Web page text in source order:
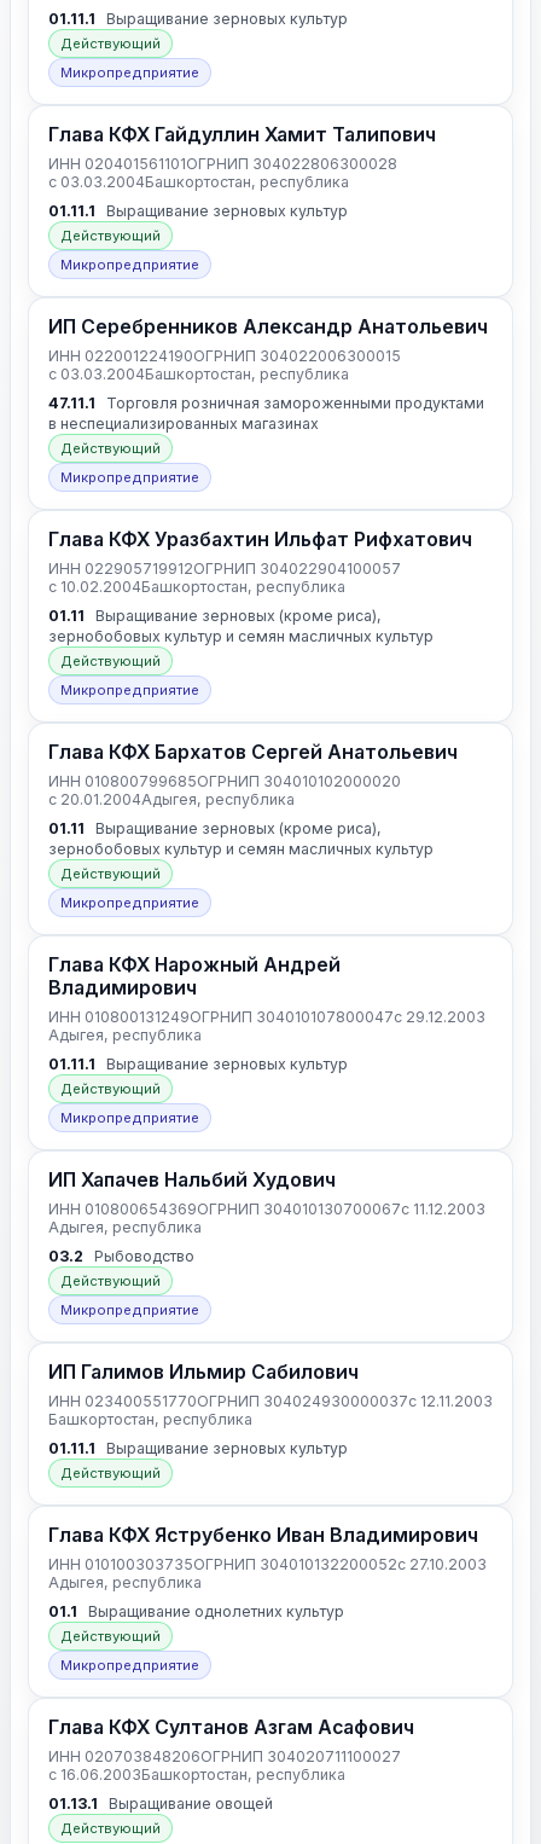
01.11.1
Выращивание зерновых культур
Действующий
Микропредприятие
Глава КФХ Гайдуллин Хамит Талипович
ИНН 020401561101ОГРНИП 304022806300028
с 03.03.2004Башкортостан, республика
01.11.1
Выращивание зерновых культур
Действующий
Микропредприятие
ИП Серебренников Александр Анатольевич
ИНН 022001224190ОГРНИП 304022006300015
с 03.03.2004Башкортостан, республика
47.11.1
Торговля розничная замороженными продуктами
в неспециализированных магазинах
Действующий
Микропредприятие
Глава КФХ Уразбахтин Ильфат Рифхатович
ИНН 022905719912ОГРНИП 304022904100057
с 10.02.2004Башкортостан, республика
01.11
Выращивание зерновых (кроме риса),
зернобобовых культур и семян масличных культур
Действующий
Микропредприятие
Глава КФХ Бархатов Сергей Анатольевич
ИНН 010800799685ОГРНИП 304010102000020
с 20.01.2004Адыгея, республика
01.11
Выращивание зерновых (кроме риса),
зернобобовых культур и семян масличных культур
Действующий
Микропредприятие
Глава КФХ Нарожный Андрей
Владимирович
ИНН 010800131249ОГРНИП 304010107800047с 29.12.2003
Адыгея, республика
01.11.1
Выращивание зерновых культур
Действующий
Микропредприятие
ИП Хапачев Нальбий Худович
ИНН 010800654369ОГРНИП 304010130700067с 11.12.2003
Адыгея, республика
03.2
Рыбоводство
Действующий
Микропредприятие
ИП Галимов Ильмир Сабилович
ИНН 023400551770ОГРНИП 304024930000037с 12.11.2003
Башкортостан, республика
01.11.1
Выращивание зерновых культур
Действующий
Глава КФХ Яструбенко Иван Владимирович
ИНН 010100303735ОГРНИП 304010132200052с 27.10.2003
Адыгея, республика
01.1
Выращивание однолетних культур
Действующий
Микропредприятие
Глава КФХ Султанов Азгам Асафович
ИНН 020703848206ОГРНИП 304020711100027
с 16.06.2003Башкортостан, республика
01.13.1
Выращивание овощей
Действующий